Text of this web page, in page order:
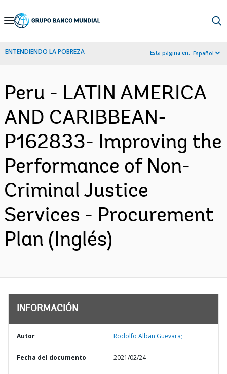
Skip
Navigation
ENTENDIENDO LA POBREZA Esta página en: Español
Peru - LATIN AMERICA
AND CARIBBEAN-
P162833- Improving the
Performance of Non-
Criminal Justice
Services - Procurement
Plan (Inglés)
INFORMACIÓN
Autor Rodolfo Alban Guevara;
Fecha del documento 2021/02/24